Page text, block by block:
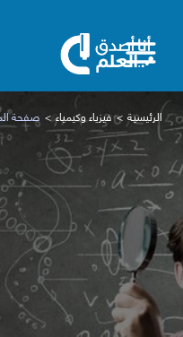
الرئيسية فيزياء وكيمياء صفحة